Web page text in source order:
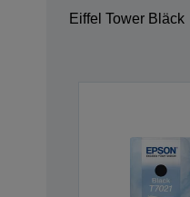
Eiffel Tower Bläck